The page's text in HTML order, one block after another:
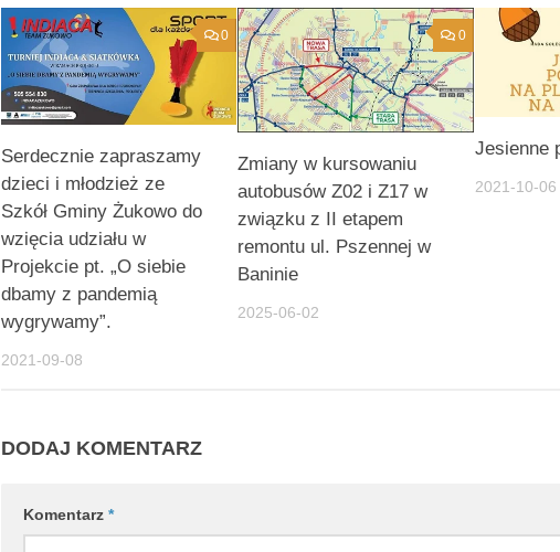
0
Serdecznie zapraszamy
dzieci i młodzież ze
Szkół Gminy Żukowo do
wzięcia udziału w
Projekcie pt. „O siebie
dbamy z pandemią
wygrywamy”.
2021-09-08
0
Zmiany w kursowaniu
autobusów Z02 i Z17 w
związku z II etapem
remontu ul. Pszennej w
Baninie
2025-06-02
Jesienne
2021-10-06
DODAJ KOMENTARZ
Komentarz *